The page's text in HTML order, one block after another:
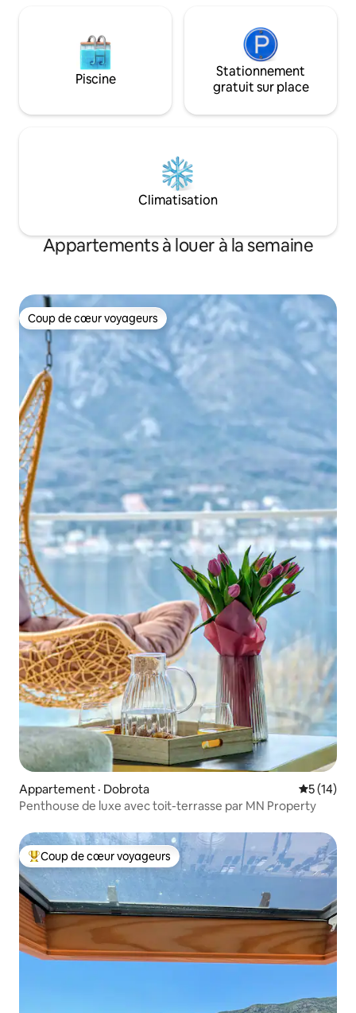
Piscine
Stationnement
gratuit sur place
Climatisation
Appartements à louer à la semaine
Coup de cœur voyageurs
Coup de cœur voyageurs
Appartement · Dobrota Note
5 (14)
Penthouse de luxe avec toit-terrasse par MN Property
Coup de cœur voyageurs parmi les plus aimés
Coup de cœur voyageurs